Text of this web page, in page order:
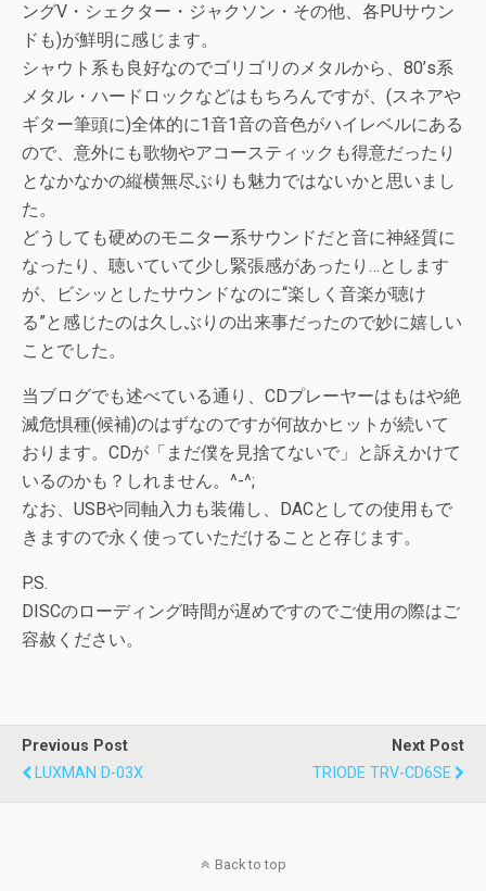
ングV・シェクター・ジャクソン・その他、各PUサウン
ドも)が鮮明に感じます。
シャウト系も良好なのでゴリゴリのメタルから、80’s系
メタル・ハードロックなどはもちろんですが、(スネアや
ギター筆頭に)全体的に1音1音の音色がハイレベルにある
ので、意外にも歌物やアコースティックも得意だったり
となかなかの縦横無尽ぶりも魅力ではないかと思いまし
た。
どうしても硬めのモニター系サウンドだと音に神経質に
なったり、聴いていて少し緊張感があったり…とします
が、ビシッとしたサウンドなのに“楽しく音楽が聴け
る”と感じたのは久しぶりの出来事だったので妙に嬉しい
ことでした。
当ブログでも述べている通り、CDプレーヤーはもはや絶
滅危惧種(候補)のはずなのですが何故かヒットが続いて
おります。CDが「まだ僕を見捨てないで」と訴えかけて
いるのかも？しれません。^-^;
なお、USBや同軸入力も装備し、DACとしての使用もで
きますので永く使っていただけることと存じます。
P.S.
DISCのローディング時間が遅めですのでご使用の際はご
容赦ください。
Previous Post
LUXMAN D-03X
Next Post
TRIODE TRV-CD6SE
Back to top